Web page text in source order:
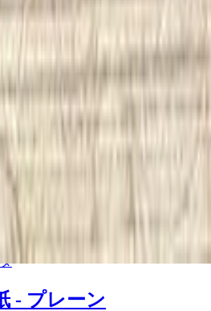
- ストライプ
¥ 18,921
- プレーン